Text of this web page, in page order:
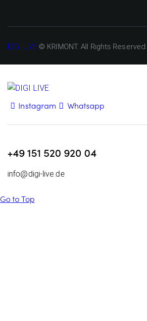
DIGI LIVE© KRIMONT. All Rights Reserved.
Instagram Whatsapp
+49 151 520 920 04
info@digi-live.de
Go to Top